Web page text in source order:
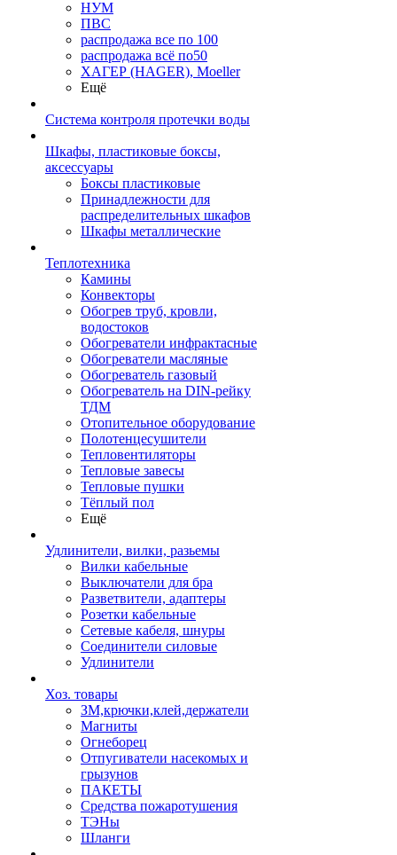
НУМ
ПВС
распродажа все по 100
распродажа всё по50
ХАГЕР (HAGER), Moeller
Ещё
Система контроля протечки воды
Шкафы, пластиковые боксы,
аксессуары
Боксы пластиковые
Принадлежности для
распределительных шкафов
Шкафы металлические
Теплотехника
Камины
Конвекторы
Обогрев труб, кровли,
водостоков
Обогреватели инфрактасные
Обогреватели масляные
Обогреватель газовый
Обогреватель на DIN-рейку
ТДМ
Отопительное оборудование
Полотенцесушители
Тепловентиляторы
Тепловые завесы
Тепловые пушки
Тёплый пол
Ещё
Удлинители, вилки, разьемы
Вилки кабельные
Выключатели для бра
Разветвители, адаптеры
Розетки кабельные
Сетевые кабеля, шнуры
Соединители силовые
Удлинители
Хоз. товары
ЗМ,крючки,клей,держатели
Магниты
Огнеборец
Отпугиватели насекомых и
грызунов
ПАКЕТЫ
Средства пожаротушения
ТЭНы
Шланги